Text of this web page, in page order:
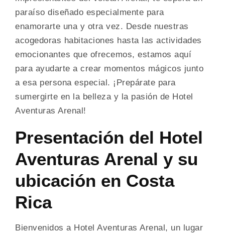
paraíso diseñado especialmente para
enamorarte una y otra vez. Desde nuestras
acogedoras habitaciones hasta las actividades
emocionantes que ofrecemos, estamos aquí
para ayudarte a crear momentos mágicos junto
a esa persona especial. ¡Prepárate para
sumergirte en la belleza y la pasión de Hotel
Aventuras Arenal!
Presentación del Hotel
Aventuras Arenal y su
ubicación en Costa
Rica
Bienvenidos a Hotel Aventuras Arenal, un lugar